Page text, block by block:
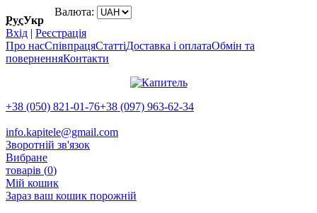
РусУкр
Валюта:
Вхід | Реєстрація
Про насСпівпрацяСтаттіДоставка і оплатаОбмін та
поверненняКонтакти
+38 (050) 821-01-76+38 (097) 963-62-34
info.kapitele@gmail.com
Зворотній зв'язок
Вибране
товарів (0)
Мій кошик
Зараз ваш кошик порожній